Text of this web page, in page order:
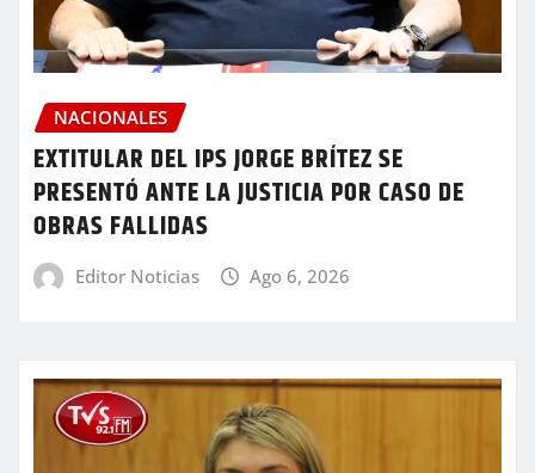
NACIONALES
EXTITULAR DEL IPS JORGE BRÍTEZ SE
PRESENTÓ ANTE LA JUSTICIA POR CASO DE
OBRAS FALLIDAS
Editor Noticias Ago 6, 2026